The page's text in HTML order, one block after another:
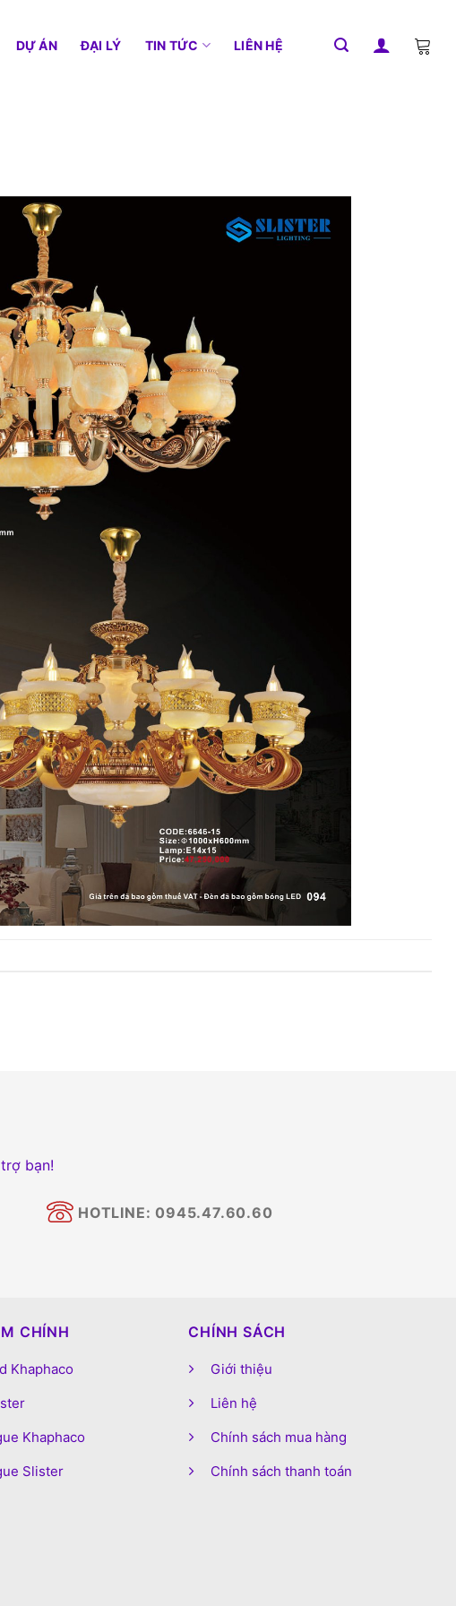
DỰ ÁN ĐẠI LÝ TIN TỨC LIÊN HỆ
bạn!
HOTLINE: 0945.47.60.60
CHÍNH
Khaphaco
Khaphaco
Slister
CHÍNH SÁCH
Giới thiệu
Liên hệ
Chính sách mua hàng
Chính sách thanh toán